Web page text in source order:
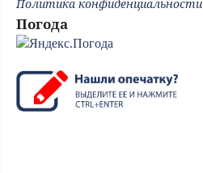
Политика конфиденциальности
Погода